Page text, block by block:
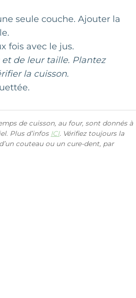
seule couche. Ajouter la
fois avec le jus.
de leur taille. Plantez
la cuisson.
de cuisson, au four, sont donnés à
Plus d’infos ICI. Vérifiez toujours la
couteau ou un cure-dent, par